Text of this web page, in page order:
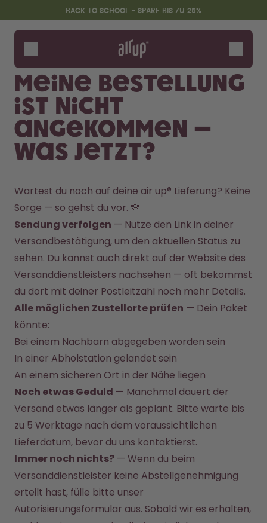
Zum Hauptinhalt springen
Erklärung zur BarrierefreiheitBACK TO SCHOOL - SPARE BIS ZU 25%
Flaschen
Duft-Pods
Zubehör
Starter Sets
Back2School
Gewinnspiel
Back to School - Spare bis zu
25%
Design Edition:
createdbygabe × air up®
Wie funktioniert's
Store Finder
Flaschen vergleichen
Meine Bestellung
ist nicht
angekommen –
was jetzt?
Wartest du noch auf deine air up® Lieferung? Keine
Sorge — so gehst du vor. 💛
Sendung verfolgen — Nutze den Link in deiner
Versandbestätigung, um den aktuellen Status zu
sehen. Du kannst auch direkt auf der Website des
Versanddienstleisters nachsehen — oft bekommst
du dort mit deiner Postleitzahl noch mehr Details.
Alle möglichen Zustellorte prüfen — Dein Paket
könnte:
Bei einem Nachbarn abgegeben worden sein
In einer Abholstation gelandet sein
An einem sicheren Ort in der Nähe liegen
Noch etwas Geduld — Manchmal dauert der
Versand etwas länger als geplant. Bitte warte bis
zu 5 Werktage nach dem voraussichtlichen
Lieferdatum, bevor du uns kontaktierst.
Immer noch nichts? — Wenn du beim
Versanddienstleister keine Abstellgenehmigung
Autorisierungsformular aus. Sobald wir es erhalten,